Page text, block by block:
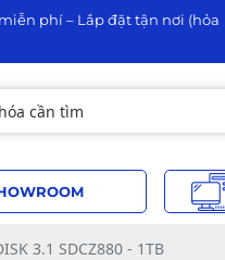
phí – Lắp đặt tận nơi (hỏa
3.1 SDCZ880 - 1TB